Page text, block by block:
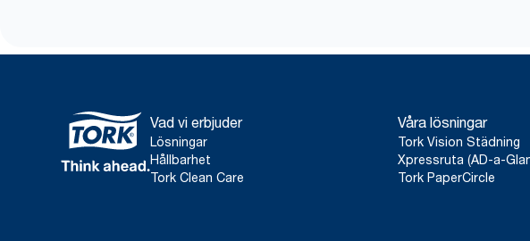
Vad vi erbjuder
Lösningar
Hållbarhet
Tork Clean Care
Våra lösningar
Tork Vision Städning
Xpressruta (AD-a-
Tork PaperCircle